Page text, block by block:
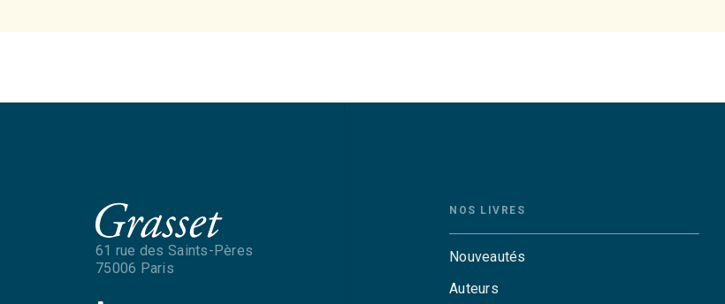
61 rue des Saints-Pères
75006 Paris
NOS LIVRES
Nouveautés
Auteurs